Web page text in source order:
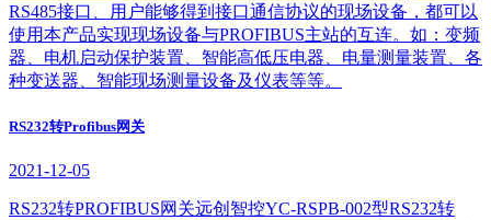
RS485接口、用户能够得到接口通信协议的现场设备，都可以
使用本产品实现现场设备与PROFIBUS主站的互连。如：变频
器、电机启动保护装置、智能高低压电器、电量测量装置、各
种变送器、智能现场测量设备及仪表等等。
RS232转Profibus网关
2021-12-05
RS232转PROFIBUS网关远创智控YC-RSPB-002型RS232转